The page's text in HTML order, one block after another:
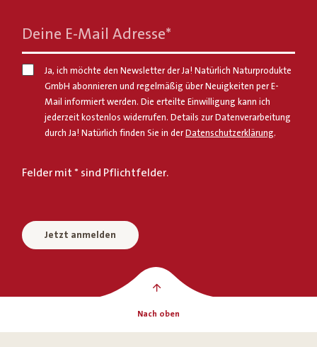
Deine E-Mail Adresse*
Ja, ich möchte den Newsletter der Ja! Natürlich Naturprodukte
GmbH abonnieren und regelmäßig über Neuigkeiten per E-
Mail informiert werden. Die erteilte Einwilligung kann ich
jederzeit kostenlos widerrufen. Details zur Datenverarbeitung
durch Ja! Natürlich finden Sie in derDatenschutzerklärung.
Felder mit * sind Pflichtfelder.
Jetzt anmelden
Nach oben